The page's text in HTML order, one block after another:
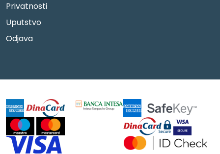
Privatnosti
Uputstvo
Odjava